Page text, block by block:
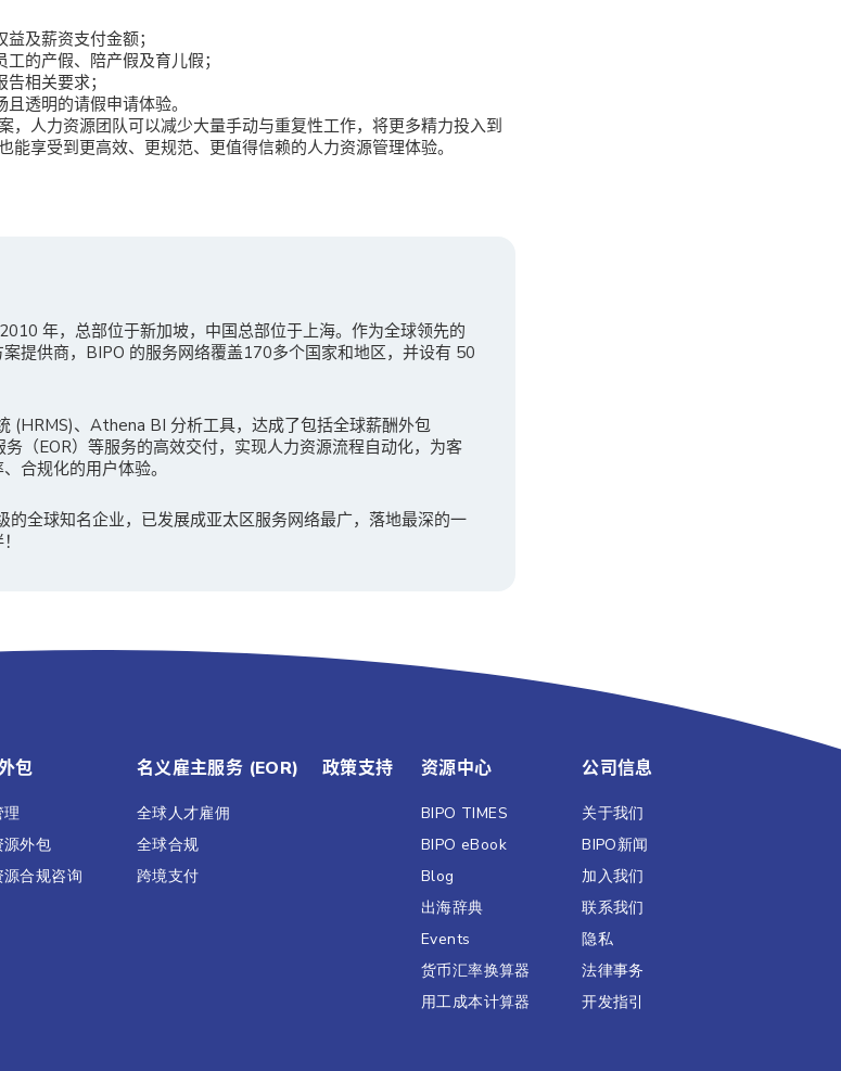
及薪资支付金额；
的产假、陪产假及育儿假；
相关要求；
透明的请假申请体验。
，人力资源团队可以减少大量手动与重复性工作，将更多精力投入到
能享受到更高效、更规范、更值得信赖的人力资源管理体验。
年，总部位于新加坡，中国总部位于上海。作为全球领先的
提供商，BIPO 的服务网络覆盖170多个国家和地区，并设有 50
(HRMS)、Athena BI 分析工具，达成了包括全球薪酬外包
务（EOR）等服务的高效交付，实现人力资源流程自动化，为客
合规化的用户体验。
的全球知名企业，已发展成亚太区服务网络最广，落地最深的一
包
理
外包
合规咨询
名义雇主服务 (EOR)
全球人才雇佣
全球合规
跨境支付
政策支持 资源中心
BIPO TIMES
BIPO eBook
Blog
出海辞典
Events
货币汇率换算器
用工成本计算器
公司信息
关于我们
BIPO新闻​
加入我们
联系我们
隐私
法律事务
开发指引